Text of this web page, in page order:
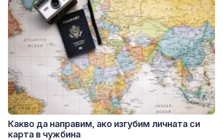
Какво да направим, ако изгубим личната си
карта в чужбина